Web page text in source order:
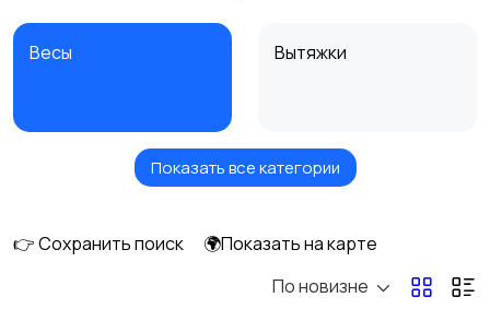
Весы Вытяжки
Измельчение и
Климатическая
Плиты и духовые
Показать все категории
👉 Сохранить поиск
🌍Показать на карте
По новизне